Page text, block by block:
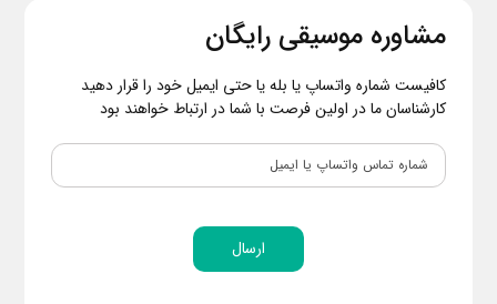
مشاوره موسیقی رایگان
کافیست شماره واتساپ یا بله یا حتی ایمیل خود را قرار دهید
کارشناسان ما در اولین فرصت با شما در ارتباط خواهند بود
ارسال